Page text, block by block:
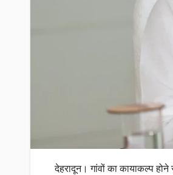
देहरादून। गांवों का कायाकल्प